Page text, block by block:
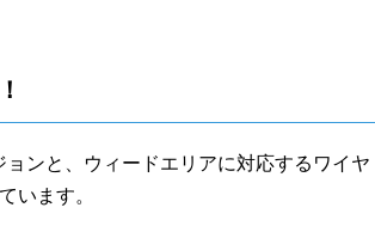
ンと、ウィードエリアに対応するワイヤ
います。